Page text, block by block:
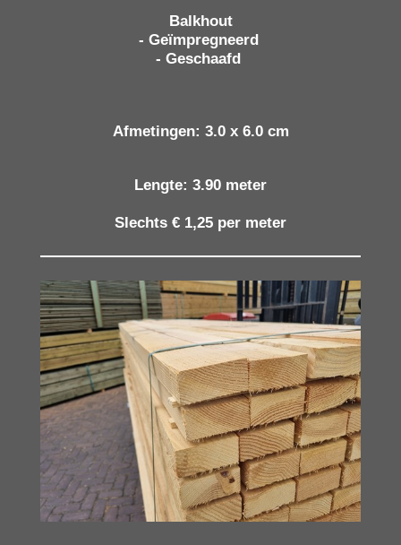
Balkhout
- Geïmpregneerd
- Geschaafd
Afmetingen: 3.0 x 6.0 cm
Lengte: 3.90 meter
Slechts € 1,25 per meter